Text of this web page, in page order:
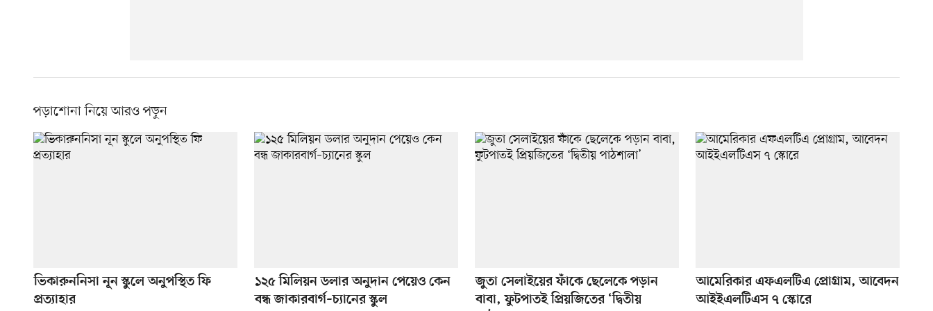
পড়াশোনা নিয়ে আরও পড়ুন
ভিকারুননিসা নূন স্কুলে অনুপস্থিত ফি
প্রত্যাহার
১২৫ মিলিয়ন ডলার অনুদান পেয়েও কেন
বন্ধ জাকারবার্গ–চ্যানের স্কুল
জুতা সেলাইয়ের ফাঁকে ছেলেকে পড়ান
বাবা, ফুটপাতই প্রিয়জিতের ‘দ্বিতীয়
আমেরিকার এফএলটিএ প্রোগ্রাম, আবেদন
আইইএলটিএস ৭ স্কোরে